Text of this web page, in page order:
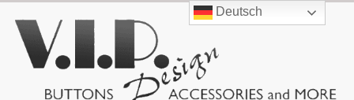
Deutsch